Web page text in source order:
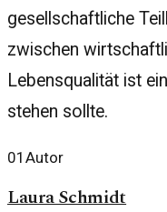
gesellschaftliche
zwischen
Lebensqualität ist
stehen sollte.
01 Autor
Laura Schmidt